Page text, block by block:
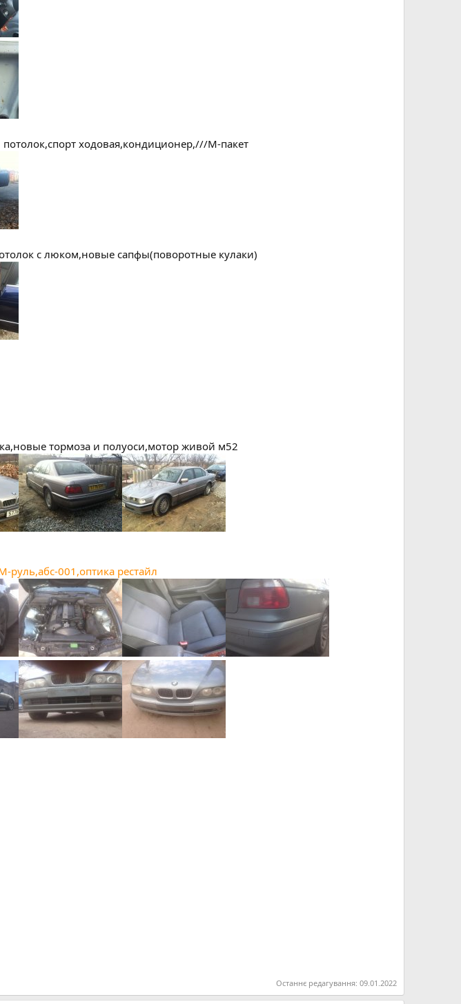
ходовая,кондиционер,///М-пакет
с люком,новые сапфы(поворотные кулаки)
тормоза и полуоси,мотор живой м52
001,оптика рестайл
Останнє редагування: 09.01.2022